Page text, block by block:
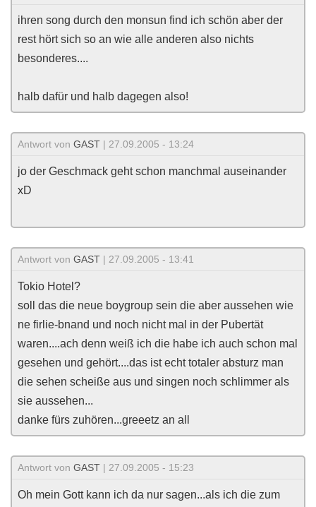
ihren song durch den monsun find ich schön aber der
rest hört sich so an wie alle anderen also nichts
besonderes....
halb dafür und halb dagegen also!
Antwort von GAST | 27.09.2005 - 13:24
jo der Geschmack geht schon manchmal auseinander
xD
Antwort von GAST | 27.09.2005 - 13:41
Tokio Hotel?
soll das die neue boygroup sein die aber aussehen wie
ne firlie-bnand und noch nicht mal in der Pubertät
waren....ach denn weiß ich die habe ich auch schon mal
gesehen und gehört....das ist echt totaler absturz man
die sehen scheiße aus und singen noch schlimmer als
sie aussehen...
danke fürs zuhören...greeetz an all
Antwort von GAST | 27.09.2005 - 15:23
Oh mein Gott kann ich da nur sagen...als ich die zum